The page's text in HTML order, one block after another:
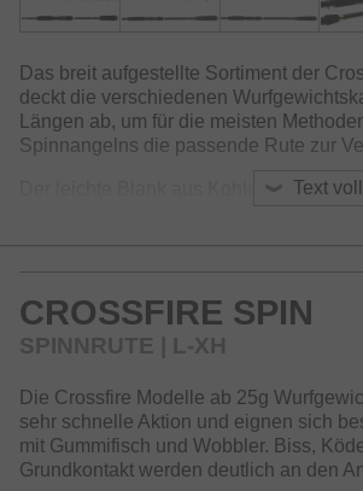
Text
Das breit aufgestellte Sortiment der
deckt die verschiedenen
Längen ab, um für die meisten
Spinnangelns die passende Rute zur
Der leichte Blank aus Kohlefaser bietet
Rollenhalter passen die Crossfire
perfekt zu unseren erfolgreichen
CROSSFIRE SPIN
SPINNRUTE | L-XH
Die Crossfire Modelle ab 25g
sehr schnelle Aktion und eignen sich
mit Gummifisch und Wobbler. Biss,
Grundkontakt werden deutlich an den